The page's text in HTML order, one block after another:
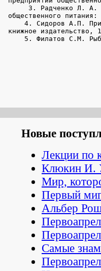
Новые
Лекции по
Клюкин И.
Мир,
Первый
Альбер
Самые